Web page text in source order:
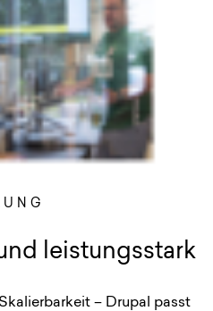
leistungsstark
– Drupal passt